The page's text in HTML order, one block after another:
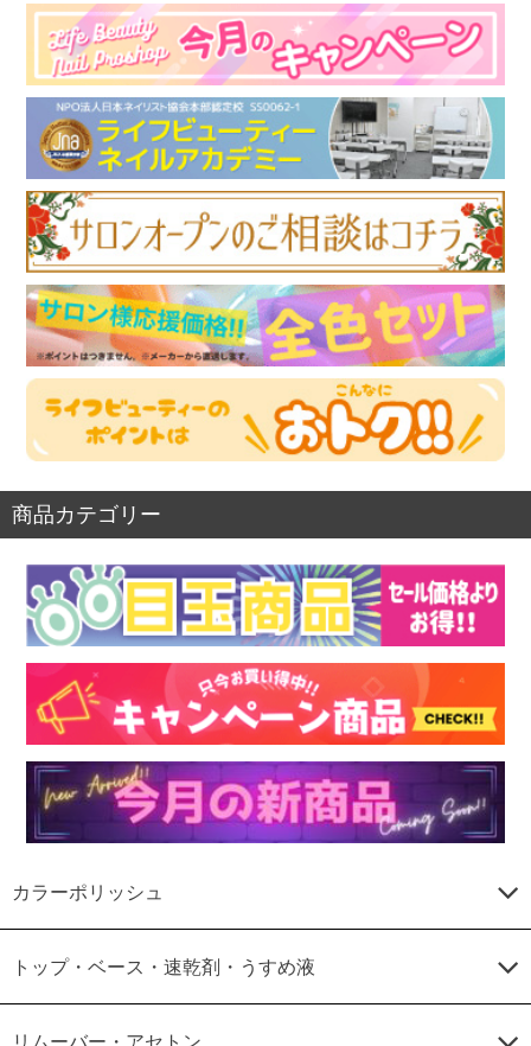
商品カテゴリー
カラーポリッシュ
トップ・ベース・速乾剤・うすめ液